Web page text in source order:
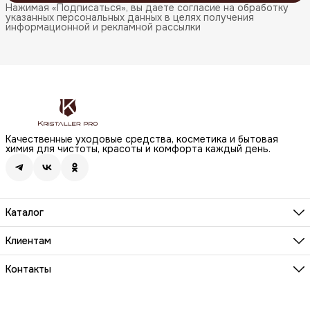
Нажимая «Подписаться», вы даете согласие на обработку
указанных персональных данных в целях получения
информационной и рекламной рассылки
Качественные уходовые средства, косметика и бытовая
химия для чистоты, красоты и комфорта каждый день.
Каталог
Бренды
Волосы
Макияж
Клиентам
О компании
Реквизиты
Контакты